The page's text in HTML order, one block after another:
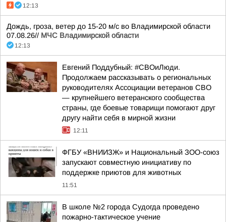
12:13
Дождь, гроза, ветер до 15-20 м/с во Владимирской области
07.08.26// МЧС Владимирской области
12:13
Евгений Поддубный: #СВОиЛюди.
Продолжаем рассказывать о региональных
руководителях Ассоциации ветеранов СВО
— крупнейшего ветеранского сообщества
страны, где боевые товарищи помогают друг
другу найти себя в мирной жизни
12:11
ФГБУ «ВНИИЗЖ» и Национальный ЗОО-союз
запускают совместную инициативу по
поддержке приютов для животных
11:51
В школе №2 города Судогда проведено
пожарно-тактическое учение